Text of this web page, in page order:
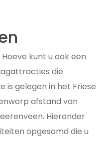
kunt u ook een
die
is gelegen in het Friese
afstand van
Hieronder
opgesomd die u